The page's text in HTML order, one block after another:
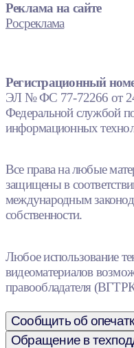
Реклама на сайте
Росреклама
Регистрационный
ЭЛ № ФС 77-72266 от
Федеральной службой
информационных
Все права на любые
защищены в
международным
собственности.
Любое использование
видеоматериалов
правообладателя
Сообщить об
Обращение в